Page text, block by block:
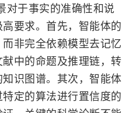
对于事实的准确性和说
要求。首先，智能体的
非完全依赖模型去记忆
中的命题及推理链，转
识图谱。其次，智能体
定的算法进行置信度的